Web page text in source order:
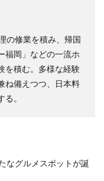
の修業を積み、帰国
福岡」などの一流ホ
を積む。多様な経験
ね備えつつ、日本料
。
なグルメスポットが誕